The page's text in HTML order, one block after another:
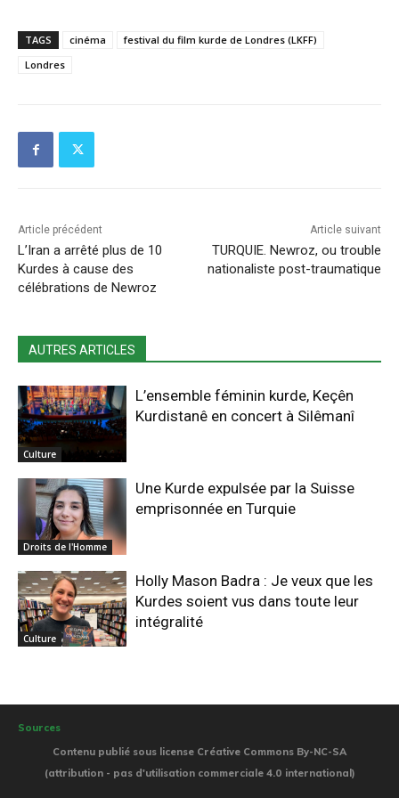
TAGS cinéma
festival du film kurde de Londres (LKFF)
Londres
Article précédent
L’Iran a arrêté plus de 10
Kurdes à cause des
célébrations de Newroz
Article suivant
TURQUIE. Newroz, ou trouble
nationaliste post-traumatique
AUTRES ARTICLES
Culture
L’ensemble féminin kurde, Keçên
Kurdistanê en concert à Silêmanî
Droits de l'Homme
Une Kurde expulsée par la Suisse
emprisonnée en Turquie
Culture
Holly Mason Badra : Je veux que les
Kurdes soient vus dans toute leur
intégralité
Sources
Contenu publié sous license Créative Commons By-NC-SA
(attribution - pas d'utilisation commerciale 4.0 international)